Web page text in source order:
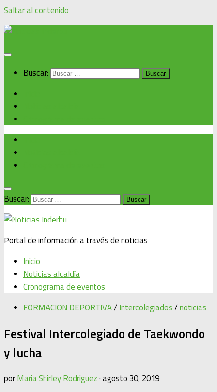
Saltar al contenido
Buscar:
Buscar:
Portal de información a través de noticias
Inicio
Noticias alcaldía
Cronograma de eventos
FORMACION DEPORTIVA/Intercolegiados/noticias
Festival Intercolegiado de Taekwondo
y lucha
porMaria Shirley Rodriguez·agosto 30, 2019